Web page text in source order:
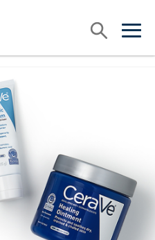
open
open